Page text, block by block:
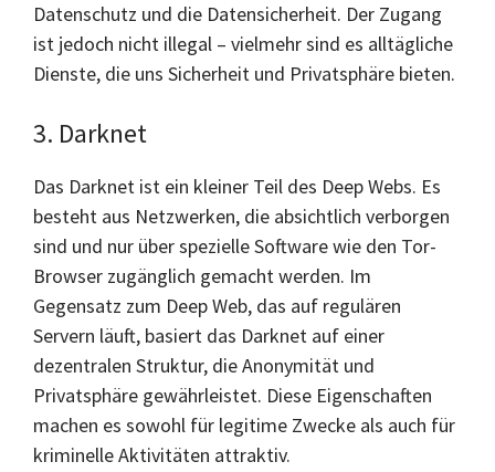
Datenschutz und die Datensicherheit. Der Zugang
ist jedoch nicht illegal – vielmehr sind es alltägliche
Dienste, die uns Sicherheit und Privatsphäre bieten.
3. Darknet
Das Darknet ist ein kleiner Teil des Deep Webs. Es
besteht aus Netzwerken, die absichtlich verborgen
sind und nur über spezielle Software wie den Tor-
Browser zugänglich gemacht werden. Im
Gegensatz zum Deep Web, das auf regulären
Servern läuft, basiert das Darknet auf einer
dezentralen Struktur, die Anonymität und
Privatsphäre gewährleistet. Diese Eigenschaften
machen es sowohl für legitime Zwecke als auch für
kriminelle Aktivitäten attraktiv.